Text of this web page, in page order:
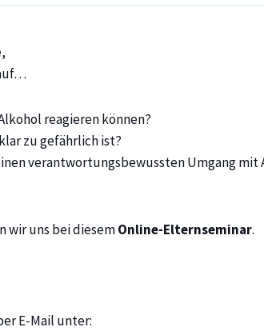
reagieren können?
zu gefährlich ist?
verantwortungsbewussten Umgang mit
wir uns bei diesemOnline-Elternseminar.
E-Mail unter: